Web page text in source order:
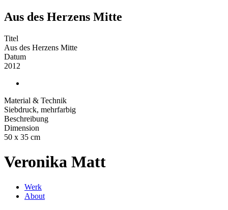
Aus des Herzens Mitte
Titel
Aus des Herzens Mitte
Datum
2012
Material & Technik
Siebdruck, mehrfarbig
Beschreibung
Dimension
50 x 35 cm
Veronika Matt
Werk
About